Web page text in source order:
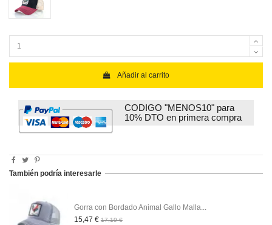
Añadir al carrito
CODIGO "MENOS10" para
10% DTO en primera compra
También podría interesarle
Gorra con Bordado Animal Gallo Malla...
15,47 € 17,19 €